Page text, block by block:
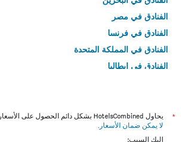
الفنادق في مصر
الفنادق في فرنسا
الفنادق في المملكة المتحدة
الفنادق في إيطاليا
*
يحاول HotelsCombined بشكل دائم الحصول على الأسعار الدقيقة، ولكن
لا يمكن ضمان الأسعار .
إليك السبب: